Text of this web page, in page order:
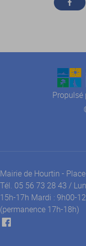
Propulsé
Mairie de Hourtin -
Tél. 05 56 73 28 43 /
15h-17h Mardi : 9h00-
(permanence 17h-18h)